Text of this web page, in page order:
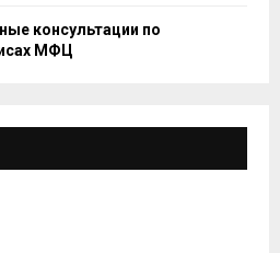
консультации по
МФЦ